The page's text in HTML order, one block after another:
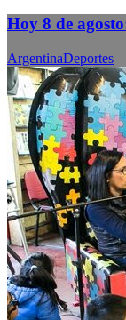
Hoy 8 de
ArgentinaDeportes